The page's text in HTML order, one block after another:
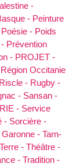
-
- Peinture
Poésie - Poids
Prévention
- PROJET -
Région Occitanie
Riscle - Rugby -
- Sansan -
- Service
- Sorcière -
Garonne - Tarn-
Terre - Théâtre -
- Tradition -